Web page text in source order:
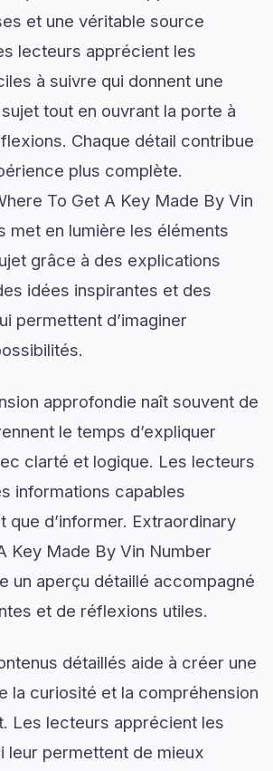
et une véritable source
lecteurs apprécient les
à suivre qui donnent une
tout en ouvrant la porte à
Chaque détail contribue
plus complète.
To Get A Key Made By Vin
met en lumière les éléments
grâce à des explications
idées inspirantes et des
permettent d’imaginer
approfondie naît souvent de
le temps d’expliquer
clarté et logique. Les lecteurs
informations capables
que d’informer. Extraordinary
Key Made By Vin Number
un aperçu détaillé accompagné
et de réflexions utiles.
détaillés aide à créer une
la curiosité et la compréhension
Les lecteurs apprécient les
leur permettent de mieux